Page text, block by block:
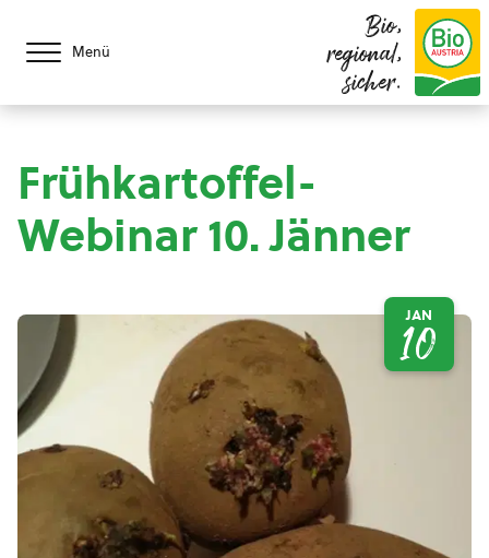
Menü
Bio,
regional,
sicher.
Frühkartoffel-
Webinar 10. Jänner
JAN
10